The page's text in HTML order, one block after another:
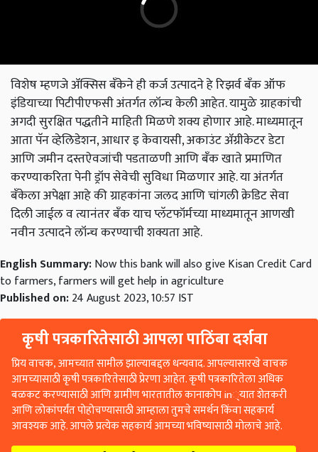
विशेष म्हणजे ॲक्सिस बँकेने ही कर्ज उत्पादने हे रिझर्व बँक ऑफ
इंडियाच्या पिटीपीएफसी अंतर्गत लॉन्च केली आहेत. यामुळे ग्राहकांची
अगदी सुरक्षित पद्धतीने माहिती मिळणे शक्य होणार आहे. माध्यमातून
आता पॅन व्हेलिडेशन, आधार इ केवायसी, अकाउंट ॲग्रीकेटर डेटा
आणि जमीन दस्तऐवजांची पडताळणी आणि बँक खाते प्रमाणित
करण्याकरिता पेनी ड्रॉप सेवेची सुविधा मिळणार आहे. या अंतर्गत
बँकेला अपेक्षा आहे की ग्राहकांना जलद आणि चांगली क्रेडिट सेवा
दिली जाईल व त्यानंतर बँक याच प्लॅटफॉर्मच्या माध्यमातून आणखी
नवीन उत्पादने लॉन्च करण्याची शक्यता आहे.
English Summary:Now this bank will also give Kisan Credit Card
to farmers, farmers will get help in agriculture
Published on:24 August 2023, 10:57 IST
कृषी पत्रकारितेसाठी आपला पाठिंबा दर्शवा
प्रिय वाचक, आमच्यात सामील झाल्याबद्दल धन्यवाद. आपल्यासारखे वाचक
आमच्यासाठी कृषी पत्रकारितेसाठी प्रेरणा आहेत. कृषी पत्रकारितेला अधिक
बळकट करण्यासाठी आणि ग्रामीण भारतातील कानाकोप in्यात शेतकरी
आणि लोकांपर्यंत पोहोचण्यासाठी आम्हाला तुमचे समर्थन किंवा सहकार्य
आवश्यक आहे. आपले प्रत्येक सहकार्य आमच्या भविष्यासाठी मोलाचे आहे.